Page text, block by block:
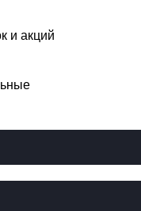
и акций